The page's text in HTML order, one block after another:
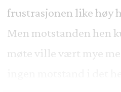
frustrasjonen like høy
Men motstanden hen
møte ville vært mye